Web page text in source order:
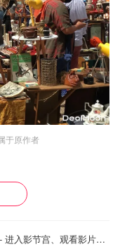
于原作者
起源有两种说法。
定集市，主要贩卖
2023“戛纳三天”影迷通行证申请攻略 - 进入影节宫、观看影片、放映活动！